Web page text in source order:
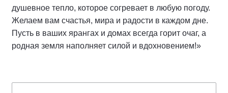
душевное тепло, которое согревает в любую погоду.
Желаем вам счастья, мира и радости в каждом дне.
Пусть в ваших ярангах и домах всегда горит очаг, а
родная земля наполняет силой и вдохновением!»